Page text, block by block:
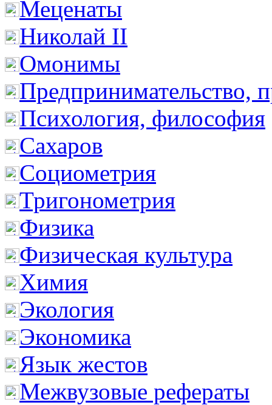
Меценаты
Николай II
Омонимы
Предпринимательство,
Психология, философия
Сахаров
Социометрия
Тригонометрия
Физика
Физическая культура
Химия
Экология
Экономика
Язык жестов
Межвузовые рефераты